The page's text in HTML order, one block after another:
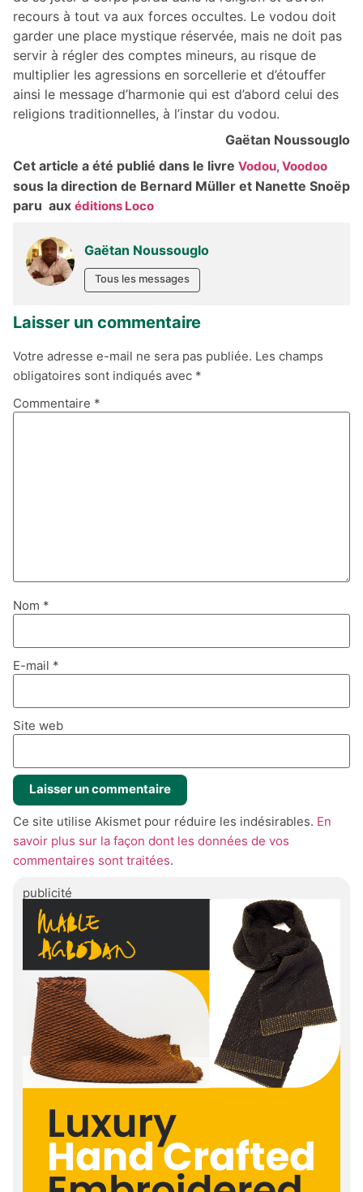
recours à tout va aux forces occultes. Le vodou doit
garder une place mystique réservée, mais ne doit pas
servir à régler des comptes mineurs, au risque de
multiplier les agressions en sorcellerie et d’étouffer
ainsi le message d’harmonie qui est d’abord celui des
religions traditionnelles, à l’instar du vodou.
Gaëtan Noussouglo
Cet article a été publié dans le livre Vodou, Voodoo
sous la direction de Bernard Müller et Nanette Snoëp
paru aux éditions Loco
Gaëtan Noussouglo
Tous les messages
Laisser un commentaire
Votre adresse e-mail ne sera pas publiée. Les champs
obligatoires sont indiqués avec *
Commentaire *
Nom *
E-mail *
Site web
Ce site utilise Akismet pour réduire les indésirables. En
savoir plus sur la façon dont les données de vos
commentaires sont traitées.
publicité